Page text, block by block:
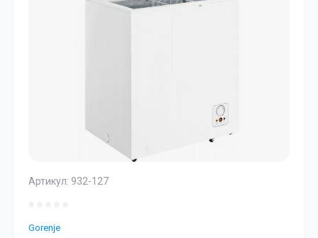
Артикул: 932-127
Gorenje